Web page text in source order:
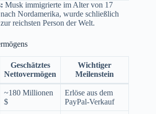
Musk immigrierte im Alter von 17
Nordamerika, wurde schließlich
reichsten Person der Welt.
Geschätztes
Nettovermögen
Wichtiger
Meilenstein
~180 Millionen
$
Erlöse aus dem
PayPal-Verkauf